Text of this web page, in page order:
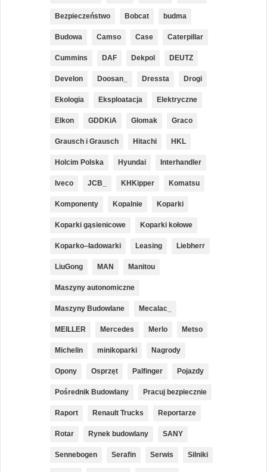
Bezpieczeństwo Bobcat budma
Budowa Camso Case Caterpillar
Cummins DAF Dekpol DEUTZ
Develon Doosan_ Dressta Drogi
Ekologia Eksploatacja Elektryczne
Elkon GDDKiA Glomak Graco
Grausch i Grausch Hitachi HKL
Holcim Polska Hyundai Interhandler
Iveco JCB_ KHKipper Komatsu
Komponenty Kopalnie Koparki
Koparki gąsienicowe Koparki kołowe
Koparko–ładowarki Leasing Liebherr
LiuGong MAN Manitou
Maszyny autonomiczne
Maszyny Budowlane Mecalac_
MEILLER Mercedes Merlo Metso
Michelin minikoparki Nagrody
Opony Osprzęt Palfinger Pojazdy
Pośrednik Budowlany Pracuj bezpiecznie
Raport Renault Trucks Reportarze
Rotar Rynek budowlany SANY
Sennebogen Serafin Serwis Silniki